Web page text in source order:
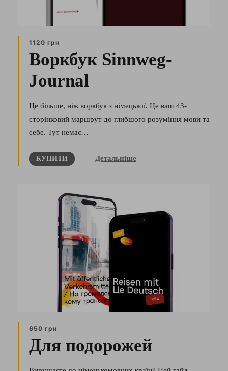
1120 грн
Воркбук Sinnweg-
Journal
Це більше, ніж воркбук з німецької. Це ваш 43-
сторінковий маршрут до глибшого розуміння мови та
себе. Тут немає…
КУПИТИ Детальніше
650 грн
Для подорожей